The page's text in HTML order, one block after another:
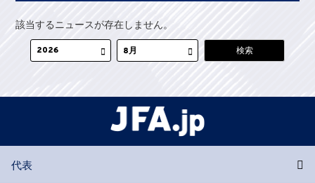
該当するニュースが存在しません。
代表